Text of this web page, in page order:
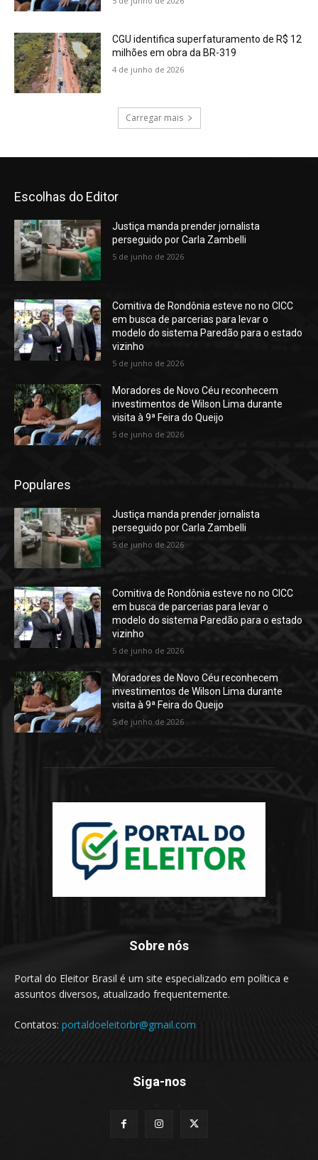
Escolhas do Editor
Justiça manda prender jornalista
perseguido por Carla Zambelli
5 de junho de 2026
Comitiva de Rondônia esteve no no CICC
em busca de parcerias para levar o
modelo do sistema Paredão para o estado
vizinho
5 de junho de 2026
Moradores de Novo Céu reconhecem
investimentos de Wilson Lima durante
visita à 9ª Feira do Queijo
5 de junho de 2026
Populares
Justiça manda prender jornalista
perseguido por Carla Zambelli
5 de junho de 2026
Comitiva de Rondônia esteve no no CICC
em busca de parcerias para levar o
modelo do sistema Paredão para o estado
vizinho
5 de junho de 2026
Moradores de Novo Céu reconhecem
investimentos de Wilson Lima durante
visita à 9ª Feira do Queijo
5 de junho de 2026
Sobre nós
Portal do Eleitor Brasil é um site especializado em política e
assuntos diversos, atualizado frequentemente.
Contatos: portaldoeleitorbr@gmail.com
Siga-nos